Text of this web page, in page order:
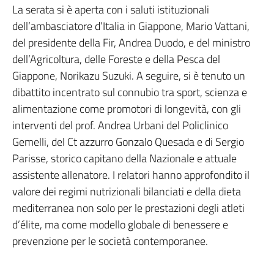
La serata si è aperta con i saluti istituzionali
dell’ambasciatore d’Italia in Giappone, Mario Vattani,
del presidente della Fir, Andrea Duodo, e del ministro
dell’Agricoltura, delle Foreste e della Pesca del
Giappone, Norikazu Suzuki. A seguire, si è tenuto un
dibattito incentrato sul connubio tra sport, scienza e
alimentazione come promotori di longevità, con gli
interventi del prof. Andrea Urbani del Policlinico
Gemelli, del Ct azzurro Gonzalo Quesada e di Sergio
Parisse, storico capitano della Nazionale e attuale
assistente allenatore. I relatori hanno approfondito il
valore dei regimi nutrizionali bilanciati e della dieta
mediterranea non solo per le prestazioni degli atleti
d’élite, ma come modello globale di benessere e
prevenzione per le società contemporanee.